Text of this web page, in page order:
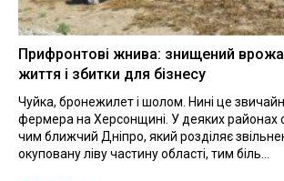
Прифронтові жнива: знищений
життя і збитки для бізнесу
Чуйка, бронежилет і шолом. Нині це
фермера на Херсонщині. У деяких районах
чим ближчий Дніпро, який розділяє
окуповану ліву частину області, тим біль...